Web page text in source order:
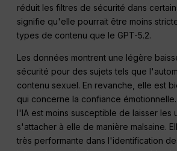
réduit les filtres de sécurité dans
signifie qu'elle pourrait être moins
types de contenu que le GPT-5.2.
Les données montrent une légère
sécurité pour des sujets tels que
contenu sexuel. En revanche, elle est
qui concerne la confiance
l'IA est moins susceptible de laisser les
s'attacher à elle de manière malsaine.
très performante dans l'identification